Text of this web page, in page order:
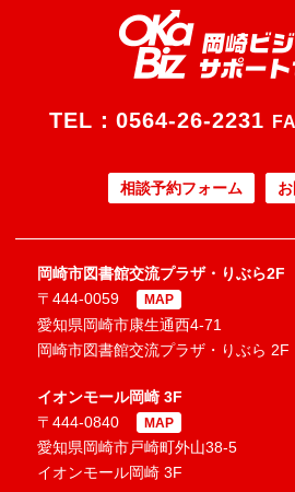
TEL： 0564-26-2231
相談予約フォーム
岡崎市図書館交流プラザ・りぶら2F
〒444-0059
MAP
愛知県岡崎市康生通西4-71
岡崎市図書館交流プラザ・りぶら 2F
イオンモール岡崎 3F
〒444-0840
MAP
愛知県岡崎市戸崎町外山38-5
イオンモール岡崎 3F